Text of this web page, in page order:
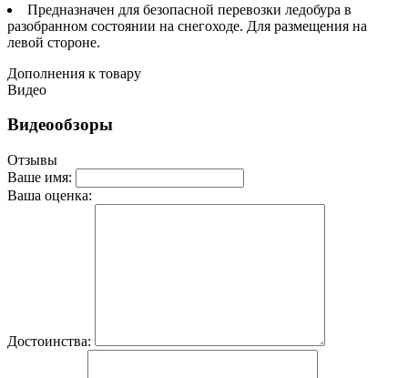
Предназначен для безопасной перевозки ледобура в
разобранном состоянии на снегоходе. Для размещения на
левой стороне.
Дополнения к товару
Видео
Видеообзоры
Отзывы
Ваше имя:
Ваша оценка:
Достоинства: